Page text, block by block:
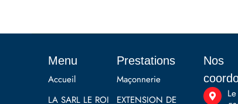
Menu
Accueil
LA SARL LE ROI
Prestations
Maçonnerie
EXTENSION DE
Nos